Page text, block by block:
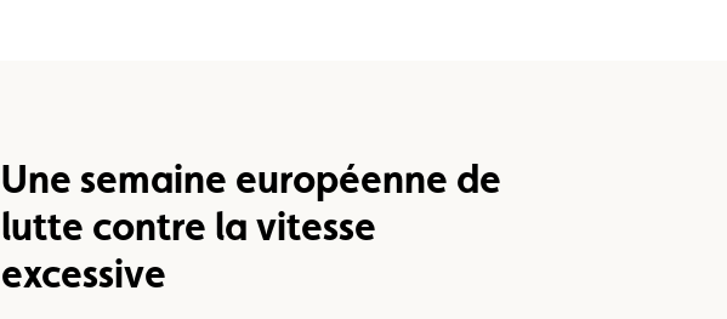
Une semaine européenne de
lutte contre la vitesse
excessive